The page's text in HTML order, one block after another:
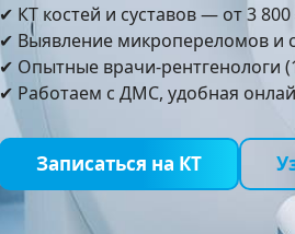
✔ КТ костей и суставов — от3 800
✔ Выявление микропереломов и
✔ Опытные врачи-рентгенологи
✔ Работаем с ДМС, удобная
Записаться на КТ